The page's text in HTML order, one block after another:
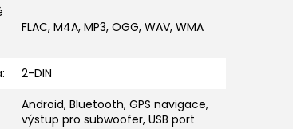
FLAC, M4A, MP3, OGG, WAV, WMA
: 2-DIN
Android, Bluetooth, GPS navigace,
výstup pro subwoofer, USB port